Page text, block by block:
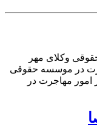
وکلای مهر
در موسسه حقوقی
امور مهاجرت در